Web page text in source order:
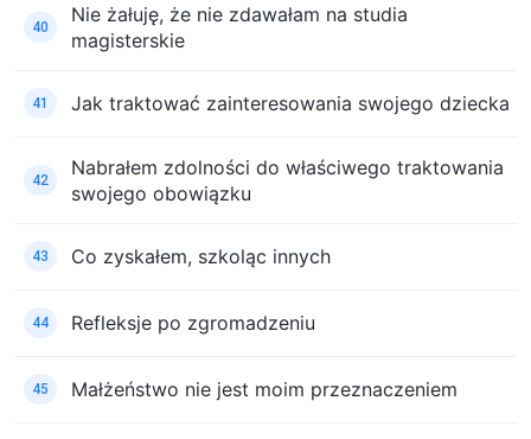
40
Nie żałuję, że nie zdawałam na studia
magisterskie
41 Jak traktować zainteresowania swojego dziecka
42
Nabrałem zdolności do właściwego traktowania
swojego obowiązku
43 Co zyskałem, szkoląc innych
44 Refleksje po zgromadzeniu
45 Małżeństwo nie jest moim przeznaczeniem